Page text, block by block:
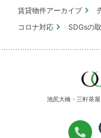
賃貸物件アーカイブ
コロナ対応
SDGsの
池尻大橋・三軒茶